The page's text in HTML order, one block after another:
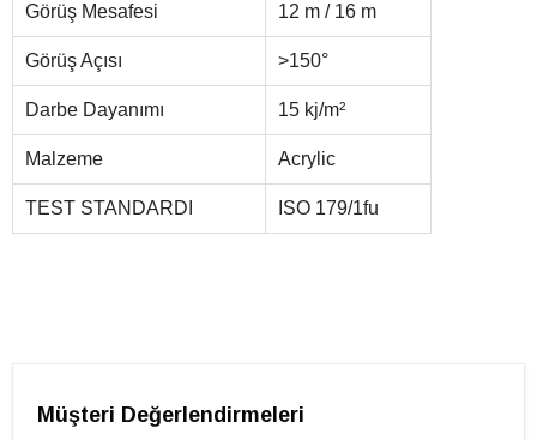
Görüş Mesafesi 12 m / 16 m
Görüş Açısı >150°
Darbe Dayanımı 15 kj/m²
Malzeme Acrylic
TEST STANDARDI ISO 179/1fu
Müşteri Değerlendirmeleri